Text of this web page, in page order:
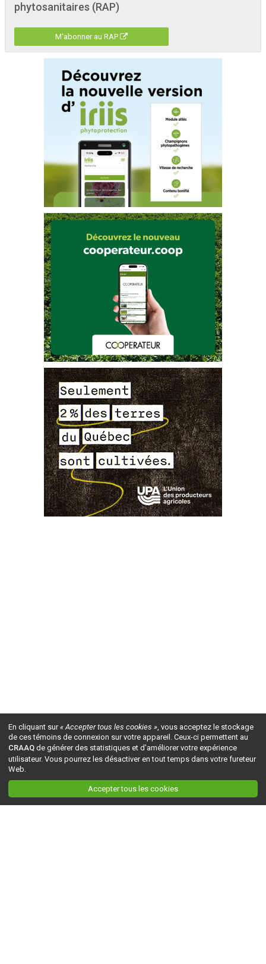
phytosanitaires (RAP)
M'abonner au RAP
En cliquant sur« Accepter tous les cookies », vous acceptez le stockage
de ces témoins de connexion sur votre appareil. Ceux-ci permettent au
CRAAQ de générer des statistiques et d'améliorer votre expérience
utilisateur. Vous pourrez les désactiver en tout temps dans votre fureteur
Web.
Accepter tous les cookies